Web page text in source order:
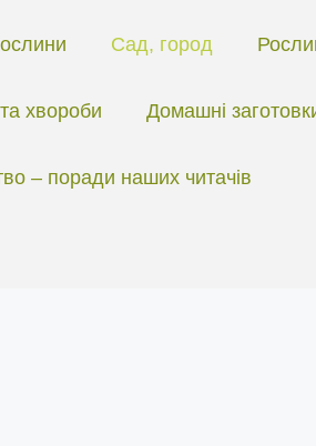
Сад, город
хвороби Домашні
– поради наших читачів